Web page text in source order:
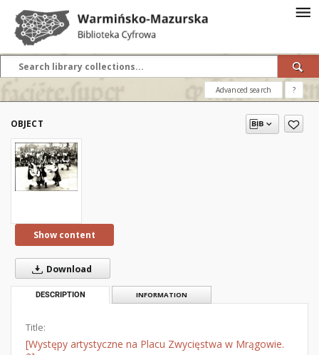
Advanced search ?
OBJECT
Show content
Download
DESCRIPTION INFORMATION
Title:
[Występy artystyczne na Placu Zwycięstwa w Mrągowie.